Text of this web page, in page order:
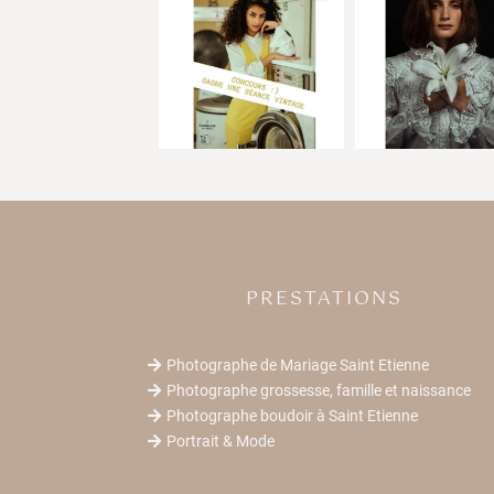
PRESTATIONS
 Photographe de Mariage Saint Etienne
 Photographe grossesse, famille et naissance
 Photographe boudoir à Saint Etienne
 Portrait & Mode